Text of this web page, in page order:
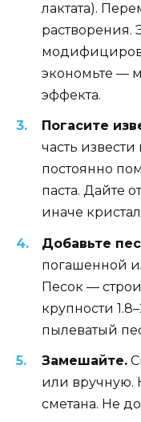
лактата).
растворения.
экономьте —
эффекта.
Погасите
часть извести
постоянно
паста. Дайте
иначе
Добавьте
погашенной
Песок —
крупности
пылеватый
Замешайте.
или вручную.
сметана. Не